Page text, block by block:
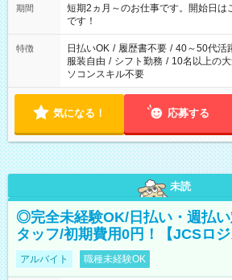
※週最低15時間以上の勤務が必要です
期間
短期2ヵ月～のお仕事です。開始日
です！
特徴 日払いOK / 履歴書不要 / 40～50代活
服装自由 / シフト勤務 / 10名以上の
ソコンスキル不要
気になる！ 応募する
未読
◎完全未経験OK/日払い・週払
タッフ/初期費用0円！【JCSロジ
アルバイト 職種未経験OK